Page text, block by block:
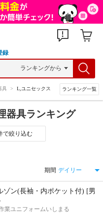
録
具 > L,ユニセックス ランキング一覧
器具ランキング
で絞り込む
期間
ゾン(長袖・内ポケット付) [男
業ユニフォームいしまる